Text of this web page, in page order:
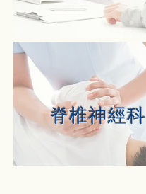
脊椎神經科